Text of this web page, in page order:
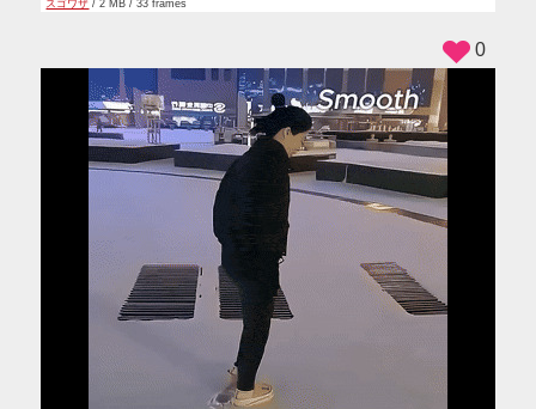
スゴワザ / 2 MB / 33 frames
0